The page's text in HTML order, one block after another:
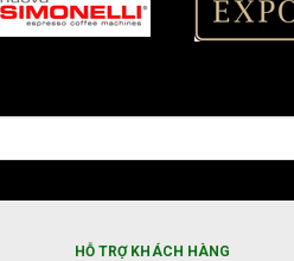
HỖ TRỢ KHÁCH HÀNG